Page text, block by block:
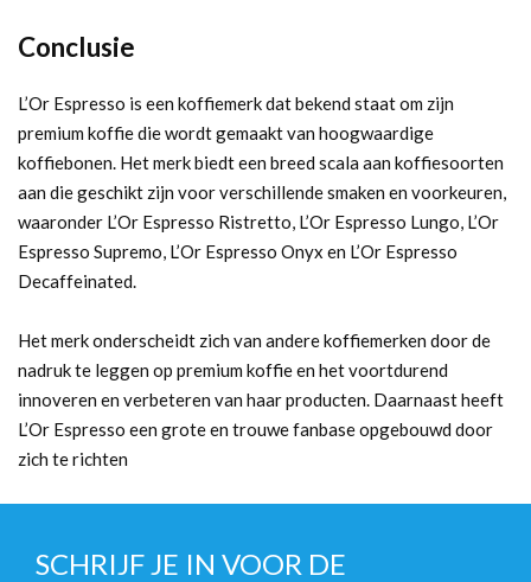
Conclusie
L’Or Espresso is een koffiemerk dat bekend staat om zijn
premium koffie die wordt gemaakt van hoogwaardige
koffiebonen. Het merk biedt een breed scala aan koffiesoorten
aan die geschikt zijn voor verschillende smaken en voorkeuren,
waaronder L’Or Espresso Ristretto, L’Or Espresso Lungo, L’Or
Espresso Supremo, L’Or Espresso Onyx en L’Or Espresso
Decaffeinated.
Het merk onderscheidt zich van andere koffiemerken door de
nadruk te leggen op premium koffie en het voortdurend
innoveren en verbeteren van haar producten. Daarnaast heeft
L’Or Espresso een grote en trouwe fanbase opgebouwd door
zich te richten
SCHRIJF JE IN VOOR DE